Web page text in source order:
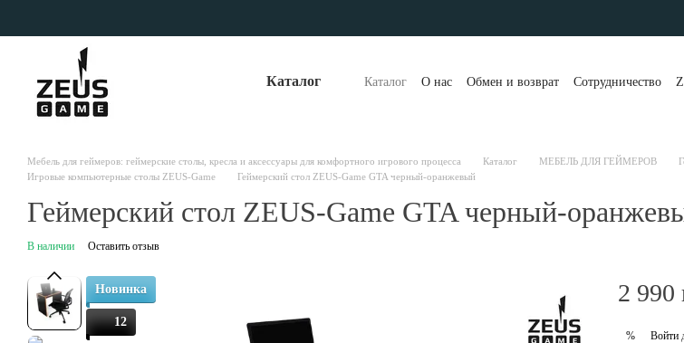
Каталог Каталог О нас Обмен и возврат Сотрудничество
Мебель для геймеров: геймерские столы, кресла и аксессуары для комфортного игрового процесса Каталог МЕБЕЛЬ ДЛЯ ГЕЙМЕРОВ
Игровые компьютерные столы ZEUS-Game
Геймерский стол ZEUS-Game GTA черный-оранжевый
Геймерский стол ZEUS-Game GTA черный-
В наличии Оставить отзыв
Новинка
12
2 990
% Войти